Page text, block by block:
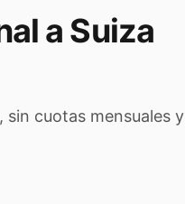
a Suiza
sin cuotas mensuales y